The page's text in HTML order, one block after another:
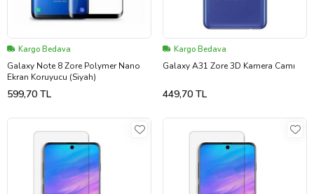
Kargo Bedava
Galaxy Note 8 Zore Polymer Nano
Ekran Koruyucu (Siyah)
599,70 TL
Kargo Bedava
Galaxy A31 Zore 3D Kamera Camı
449,70 TL